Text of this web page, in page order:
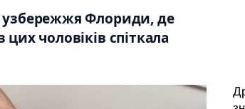
узбережжя Флориди, де
чоловіків спіткала